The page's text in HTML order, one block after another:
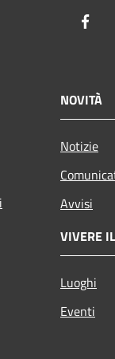
NOVITÀ
Notizie
Avvisi
VIVERE
Luoghi
Eventi